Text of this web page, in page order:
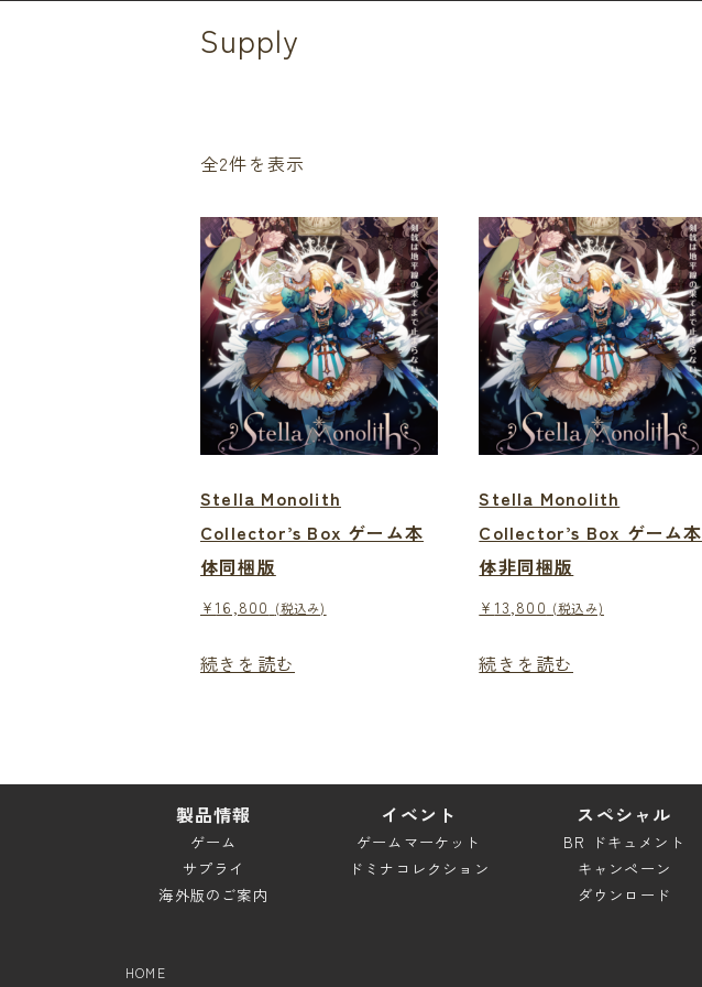
Supply
全2件を表示
Stella Monolith
Collector’s Box ゲーム本
体同梱版
¥16,800 (税込み)
続きを読む
Stella Monolith
Collector’s Box ゲーム本
体非同梱版
¥ 13,800 (税込み)
続きを読む
製品情報
ゲーム
サプライ
海外版のご案内
イベント
ゲームマーケット
ドミナコレクション
スペシャル
BR ドキュメント
キャンペーン
ダウンロード
HOME